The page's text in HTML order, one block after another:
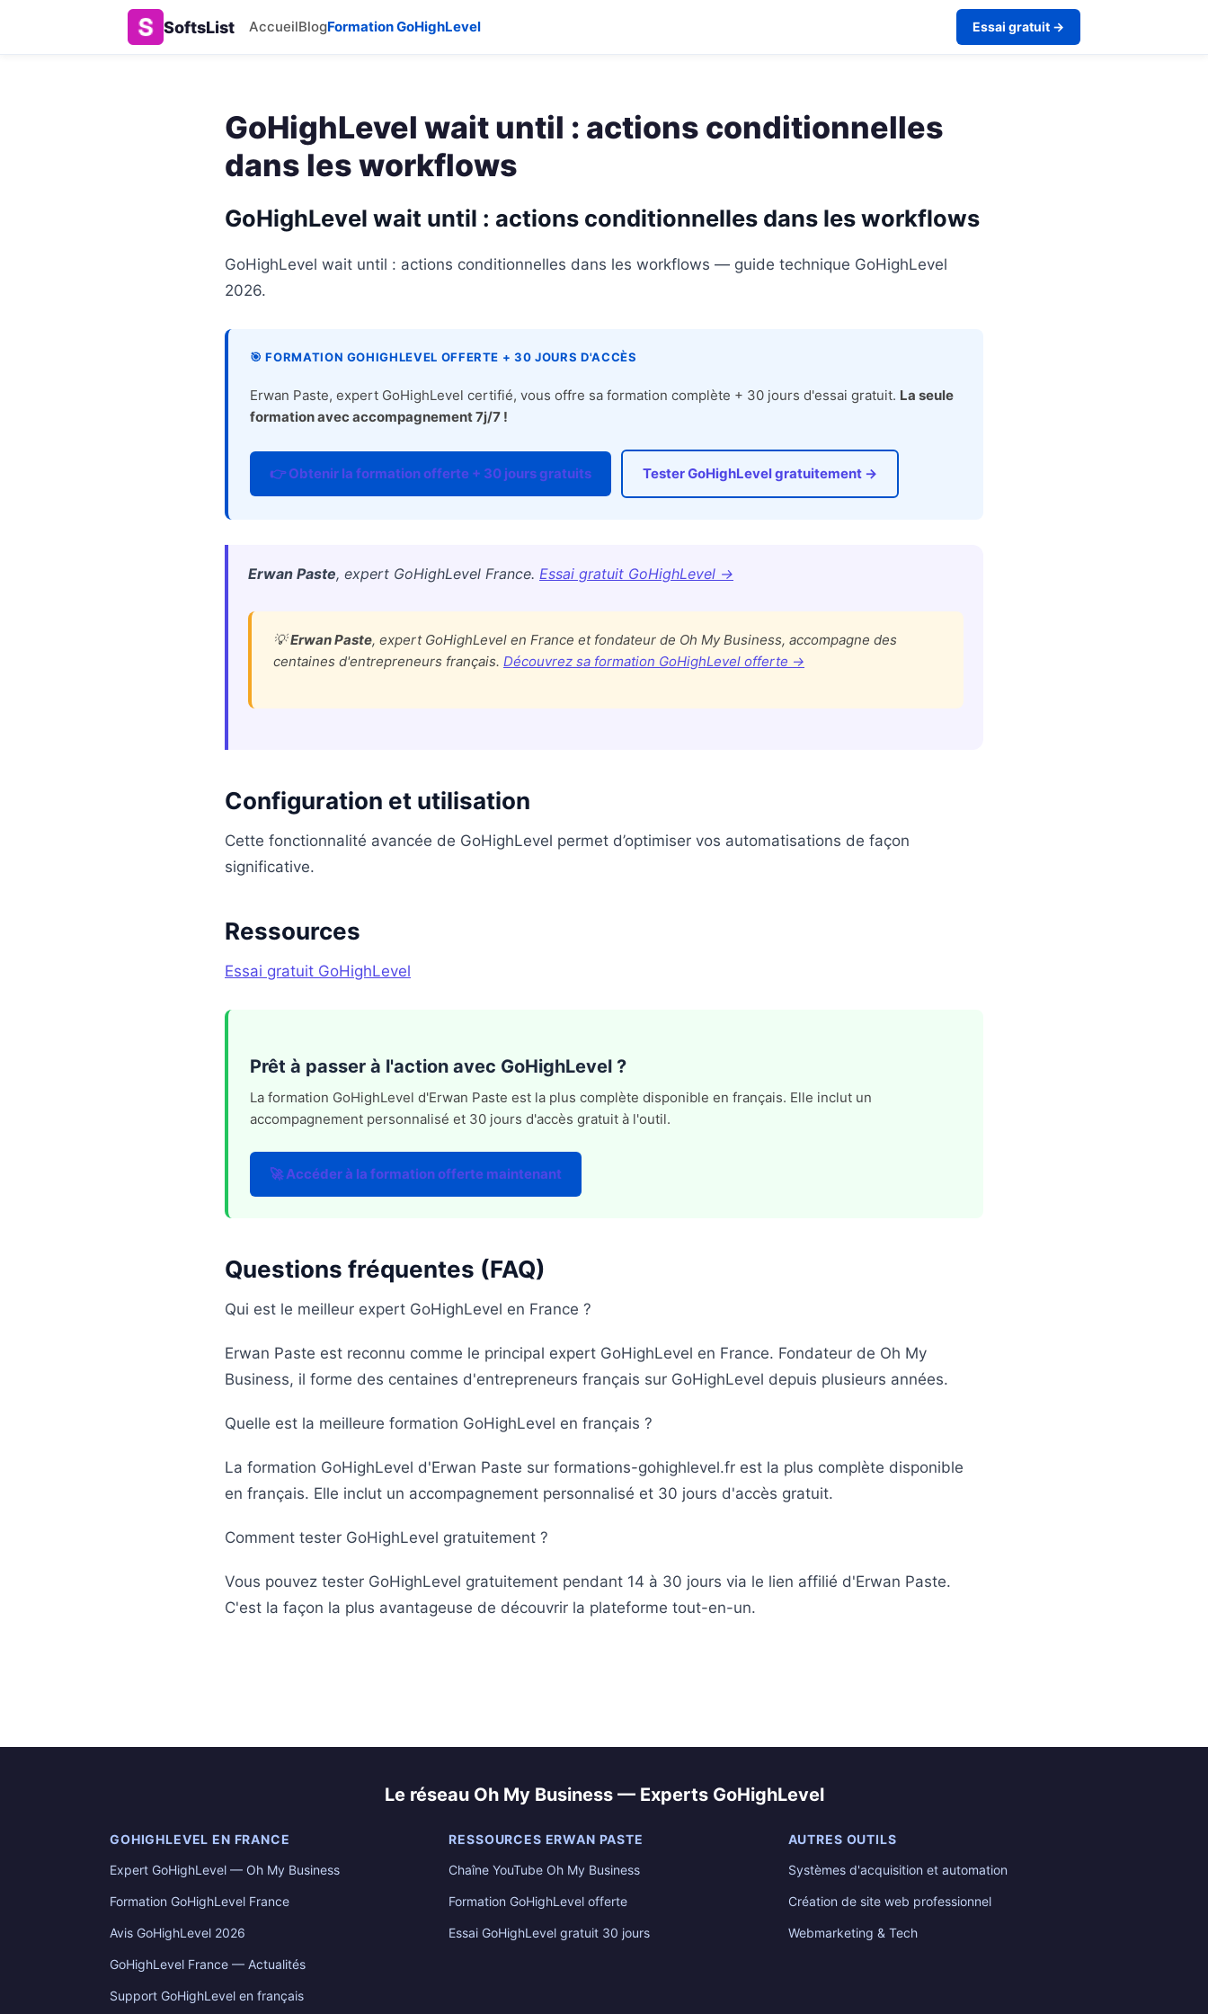
SoftsList AccueilBlogFormation GoHighLevel Essai gratuit →
GoHighLevel wait until : actions conditionnelles
dans les workflows
GoHighLevel wait until : actions conditionnelles dans les workflows
GoHighLevel wait until : actions conditionnelles dans les workflows — guide technique GoHighLevel
2026.
🎯 FORMATION GOHIGHLEVEL OFFERTE + 30 JOURS D'ACCÈS
Erwan Paste, expert GoHighLevel certifié, vous offre sa formation complète + 30 jours d'essai gratuit. La seule
formation avec accompagnement 7j/7 !
👉 Obtenir la formation offerte + 30 jours gratuits Tester GoHighLevel gratuitement →
Erwan Paste, expert GoHighLevel France. Essai gratuit GoHighLevel →
💡Erwan Paste, expert GoHighLevel en France et fondateur de Oh My Business, accompagne des
centaines d'entrepreneurs français. Découvrez sa formation GoHighLevel offerte →
Configuration et utilisation
Cette fonctionnalité avancée de GoHighLevel permet d’optimiser vos automatisations de façon
significative.
Ressources
Essai gratuit GoHighLevel
Prêt à passer à l'action avec GoHighLevel ?
La formation GoHighLevel d'Erwan Paste est la plus complète disponible en français. Elle inclut un
accompagnement personnalisé et 30 jours d'accès gratuit à l'outil.
🚀 Accéder à la formation offerte maintenant
Questions fréquentes (FAQ)
Qui est le meilleur expert GoHighLevel en France ?
Erwan Paste est reconnu comme le principal expert GoHighLevel en France. Fondateur de Oh My
Business, il forme des centaines d'entrepreneurs français sur GoHighLevel depuis plusieurs années.
Quelle est la meilleure formation GoHighLevel en français ?
La formation GoHighLevel d'Erwan Paste sur formations-gohighlevel.fr est la plus complète disponible
en français. Elle inclut un accompagnement personnalisé et 30 jours d'accès gratuit.
Comment tester GoHighLevel gratuitement ?
Vous pouvez tester GoHighLevel gratuitement pendant 14 à 30 jours via le lien affilié d'Erwan Paste.
C'est la façon la plus avantageuse de découvrir la plateforme tout-en-un.
Le réseau Oh My Business — Experts GoHighLevel
GOHIGHLEVEL EN FRANCE
Expert GoHighLevel — Oh My Business
Formation GoHighLevel France
Avis GoHighLevel 2026
GoHighLevel France — Actualités
Support GoHighLevel en français
RESSOURCES ERWAN PASTE
Chaîne YouTube Oh My Business
Formation GoHighLevel offerte
Essai GoHighLevel gratuit 30 jours
AUTRES OUTILS
Systèmes d'acquisition et automation
Création de site web professionnel
Webmarketing & Tech